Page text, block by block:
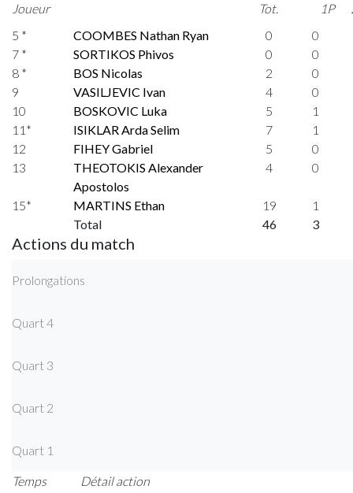
Joueur
Tot.
1P
5 *
COOMBES Nathan Ryan 0
0
7 *
SORTIKOS Phivos 0
0
8 *
BOS Nicolas 2
0
9
VASILJEVIC Ivan 4
0
10
BOSKOVIC Luka 5
1
11*
ISIKLAR Arda Selim 7
1
12
FIHEY Gabriel 5
0
13
THEOTOKIS Alexander
Apostolos
4 0
15* MARTINS Ethan 19
1
Total
46 3
Actions du match
Prolongations
Quart 4
Quart 3
Quart 2
Quart 1
Temps
Détail action